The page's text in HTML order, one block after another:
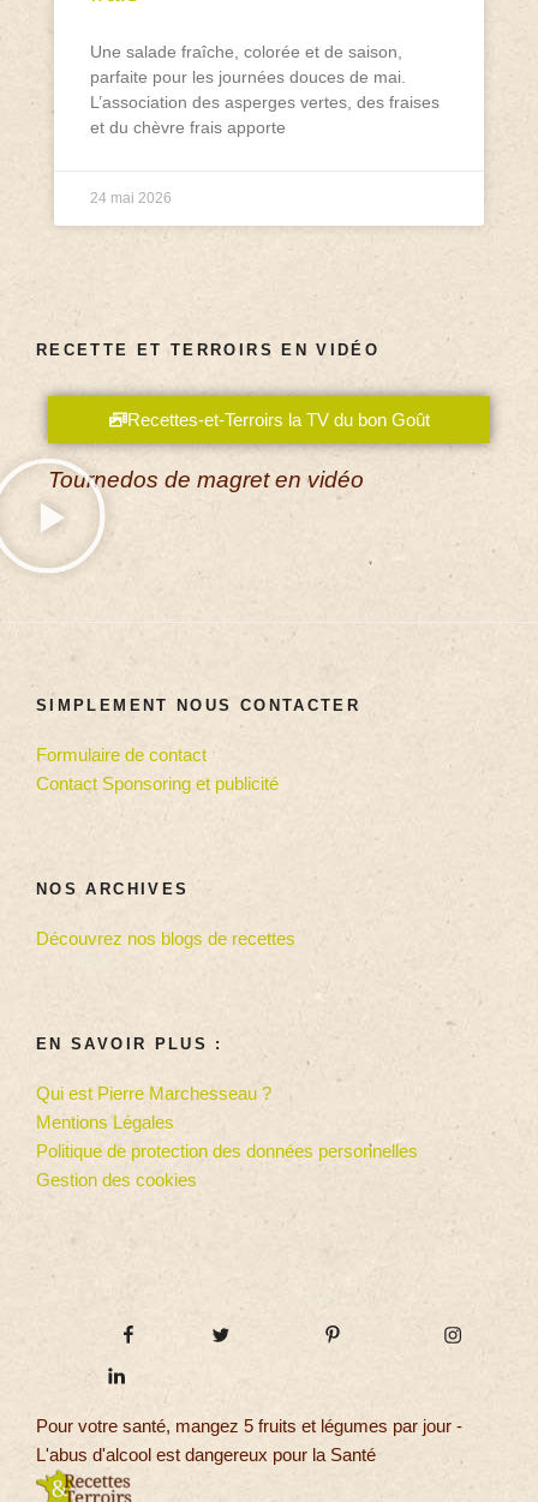
Une salade fraîche, colorée et de saison,
parfaite pour les journées douces de mai.
L’association des asperges vertes, des fraises
et du chèvre frais apporte
24 mai 2026
RECETTE ET TERROIRS EN VIDÉO
Recettes-et-Terroirs la TV du bon Goût
Tournedos de magret en vidéo
SIMPLEMENT NOUS CONTACTER
Formulaire de contact
Contact Sponsoring et publicité
NOS ARCHIVES
Découvrez nos blogs de recettes
EN SAVOIR PLUS :
Qui est Pierre Marchesseau ?
Mentions Légales
Politique de protection des données personnelles
Gestion des cookies
Pour votre santé, mangez 5 fruits et légumes par jour -
L'abus d'alcool est dangereux pour la Santé